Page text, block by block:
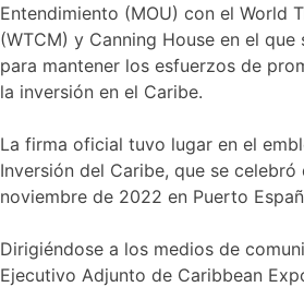
Entendimiento (MOU) con el World
(WTCM) y Canning House en el que
para mantener los esfuerzos de
la inversión en el Caribe.
La firma oficial tuvo lugar en el
Inversión del Caribe, que se celebró
noviembre de 2022 en Puerto
Dirigiéndose a los medios de
Ejecutivo Adjunto de Caribbean